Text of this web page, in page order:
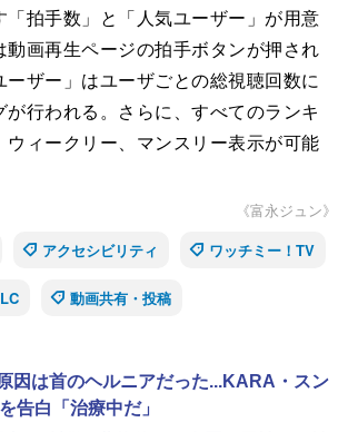
拍手数」と「人気ユーザー」が用意
動画再生ページの拍手ボタンが押され
ーザー」はユーザごとの総視聴回数に
が行われる。さらに、すべてのランキ
ウィークリー、マンスリー表示が可能
《富永ジュン》
アクセシビリティ ワッチミー！TV
動画共有・投稿
因は首のヘルニアだった...KARA・スン
告白「治療中だ」